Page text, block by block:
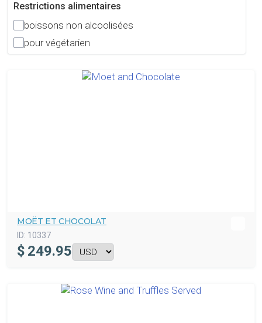
Restrictions alimentaires
boissons non alcoolisées
pour végétarien
MOËT ET CHOCOLAT
ID: 10337
$ 249.95